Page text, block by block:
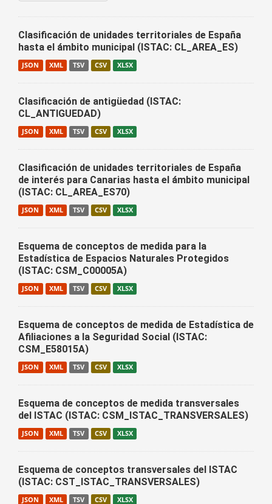
Clasificación de unidades territoriales de España
hasta el ámbito municipal (ISTAC: CL_AREA_ES)
JSON XML TSV CSV XLSX
Clasificación de antigüedad (ISTAC:
CL_ANTIGUEDAD)
JSON XML TSV CSV XLSX
Clasificación de unidades territoriales de España
de interés para Canarias hasta el ámbito municipal
(ISTAC: CL_AREA_ES70)
JSON XML TSV CSV XLSX
Esquema de conceptos de medida para la
Estadística de Espacios Naturales Protegidos
(ISTAC: CSM_C00005A)
JSON XML TSV CSV XLSX
Esquema de conceptos de medida de Estadística de
Afiliaciones a la Seguridad Social (ISTAC:
CSM_E58015A)
JSON XML TSV CSV XLSX
Esquema de conceptos de medida transversales
del ISTAC (ISTAC: CSM_ISTAC_TRANSVERSALES)
JSON XML TSV CSV XLSX
Esquema de conceptos transversales del ISTAC
(ISTAC: CST_ISTAC_TRANSVERSALES)
JSON XML TSV CSV XLSX